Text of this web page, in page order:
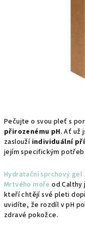
Pečujte o svou pleť s
přirozenému pH. Ať už
zaslouží individuální
jejím specifickým
Hydratační sprchový gel
Mrtvého moře od Calthy
kteří chtějí své pleti
uvidíte, že rozdíl v pH
zdravé pokožce.